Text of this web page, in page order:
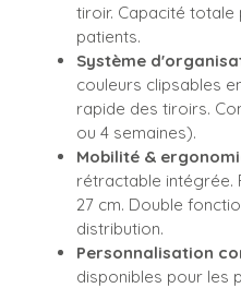
tiroir. Capacité
patients.
Système
couleurs clipsables
rapide des tiroirs.
ou 4 semaines).
Mobilité &
rétractable intégrée.
27 cm. Double
distribution.
Personnalisation
disponibles pour les